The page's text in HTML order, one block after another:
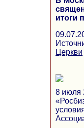
итоги
Церкви
8 июля